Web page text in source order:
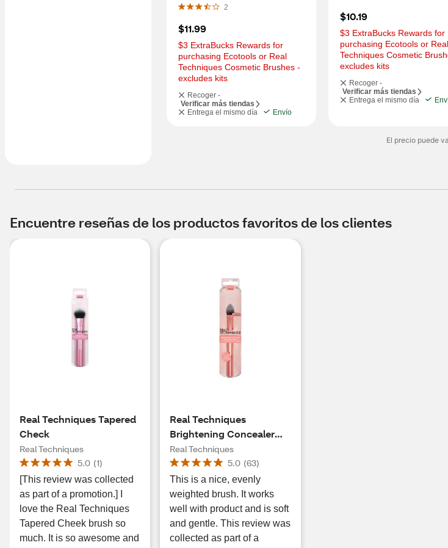
2
$11.99
$3 ExtraBucks Rewards for
purchasing Ecotools or Real
Techniques Cosmetic Brushes -
excludes kits
Recoger -
Verificar más tiendas
Entrega el mismo día
Envío
$10.19
$3 ExtraBucks Rewards for
purchasing Ecotools or Real
Techniques Cosmetic
excludes kits
Recoger -
Verificar más tiendas
Entrega el mismo día
El precio puede
Encuentre reseñas de los productos favoritos de los clientes
Real Techniques Tapered
Check
Real Techniques
5.0 (1)
[This review was collected
as part of a promotion.] I
love the Real Techniques
Tapered Cheek brush so
much. It is so awesome and
Real Techniques
Brightening Concealer
Makeup Brush, 1 Count
Real Techniques
5.0 (63)
This is a nice, evenly
weighted brush. It works
well with product and is soft
and gentle. This review was
collected as part of a